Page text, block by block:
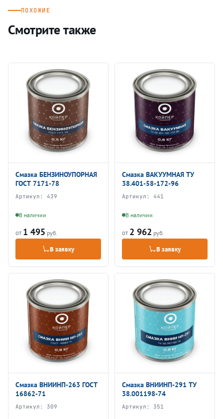
ПОХОЖИЕ
Смотрите также
Смазка БЕНЗИНОУПОРНАЯ
ГОСТ 7171-78
Артикул: 439
В наличии
от 1 495 руб.
В заявку
Смазка ВАКУУМНАЯ ТУ
38.401-58-172-96
Артикул: 441
В наличии
от 2 962 руб.
В заявку
Смазка ВНИИНП-263 ГОСТ
16862-71
Артикул: 309
Смазка ВНИИНП-291 ТУ
38.001198-74
Артикул: 351